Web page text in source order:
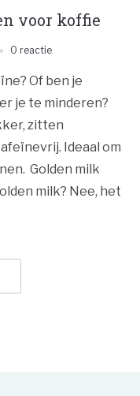
voor koffie
0 reactie
Of ben je
je te minderen?
zitten
Ideaal om
Golden milk
milk? Nee, het